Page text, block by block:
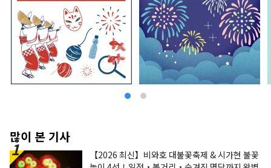
많이 본 기사
【2026 최신】비와호 대불꽃축제 & 시가현 불꽃